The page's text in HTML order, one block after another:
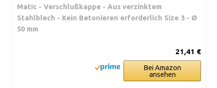
Matic - Verschlußkappe - Aus verzinktem
Stahlblech - Kein Betonieren erforderlich Size 3 - Ø
50 mm
21,41 €
Bei Amazon
ansehen